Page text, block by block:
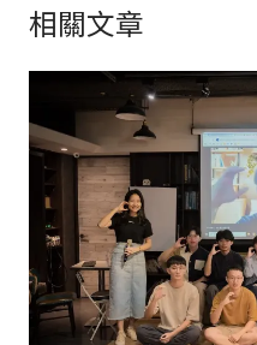
相關文章